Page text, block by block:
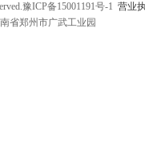
豫ICP备15001191号-1 营业
省郑州市广武工业园